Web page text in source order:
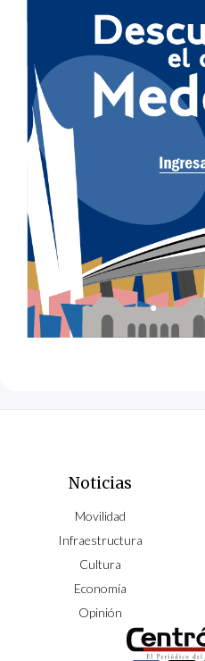
Noticias
Movilidad
Infraestructura
Cultura
Economía
Opinión